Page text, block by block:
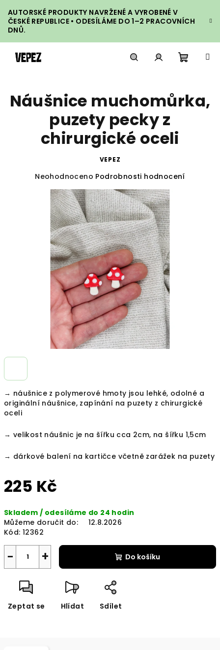
na
obsah
AUTORSKÉ PRODUKTY NAVRŽENÉ A VYROBENÉ V
ČESKÉ REPUBLICE • ODESÍLÁME DO 1–2 PRACOVNÍCH
DNŮ.
košík
→ náušnice z polymerové hmoty jsou lehké, odolné a
originální náušnice, zapínání na puzety z chirurgické
oceli
→ velikost náušnic je na šířku cca 2cm, na šířku 1,5cm
→ dárkové balení na kartičce včetně zarážek na puzety
225 Kč
cena:
Skladem / odesíláme do 24 hodin
Můžeme doručit do:
12.8.2026
Kód: 12362
+
− Do košíku
Zeptat se Hlídat Sdílet
Náušnice muchomůrka,
puzety pecky z
chirurgické oceli
VEPEZ
Průměrné
produktu
hvězdiček.
Neohodnoceno Podrobnosti hodnocení